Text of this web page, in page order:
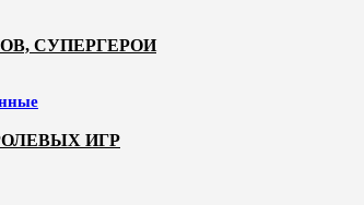
СУПЕРГЕРОИ
ИГР